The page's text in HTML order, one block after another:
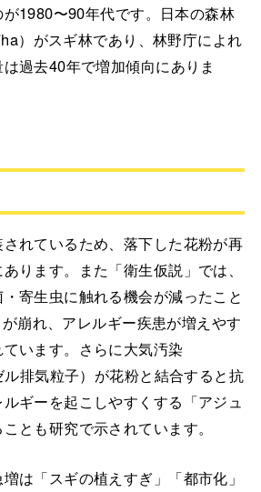
1980〜90年代です。日本の森林
）がスギ林であり、林野庁によれ
過去40年で増加傾向にありま
れているため、落下した花粉が再
ります。また「衛生仮説」では、
寄生虫に触れる機会が減ったこと
崩れ、アレルギー疾患が増えやす
います。さらに大気汚染
ル排気粒子）が花粉と結合すると抗
ギーを起こしやすくする「アジュ
とも研究で示されています。
は「スギの植えすぎ」「都市化」